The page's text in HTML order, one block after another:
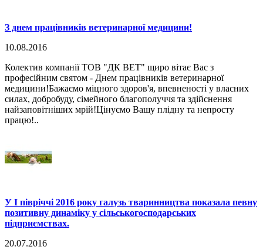
З днем працівників ветеринарної медицини!
10.08.2016
Колектив компанії ТОВ "ДК ВЕТ" щиро вітає Вас з
професійним святом - Днем працівників ветеринарної
медицини!Бажаємо міцного здоров'я, впевненості у власних
силах, добробуду, сімейного благополуччя та здійснення
найзаповітніших мрій!Цінуємо Вашу плідну та непросту
працю!..
​У І півріччі 2016 року галузь тваринництва показала певну
позитивну динаміку у сільськогосподарських
підприємствах.
20.07.2016